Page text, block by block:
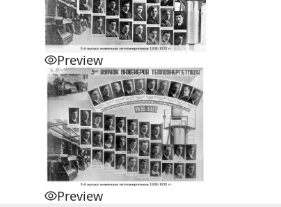
Preview
Preview